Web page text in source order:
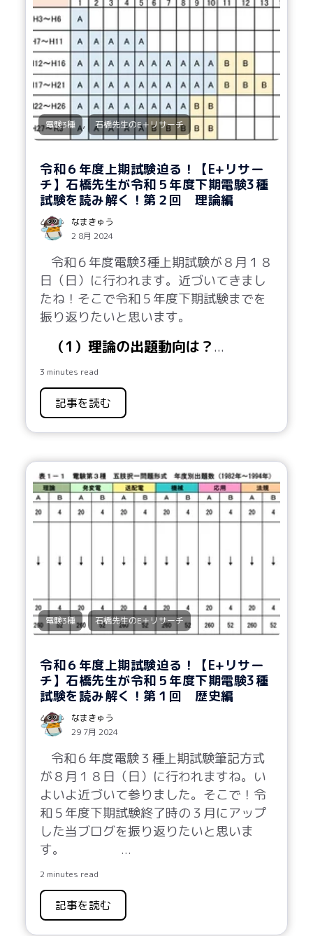
電験3種 , 石橋先生のE＋リサーチ
令和６年度上期試験迫る！【E+リサー
チ】石橋先生が令和５年度下期電験3種
試験を読み解く！第２回 理論編
なまきゅう
2 8月 2024
令和６年度電験3種上期試験が８月１８
日（日）に行われます。近づいてきまし
たね！そこで令和５年度下期試験までを
振り返りたいと思います。
（1）理論の出題動向は？ ...
3 minutes read
記事を読む
電験3種 , 石橋先生のE＋リサーチ
令和６年度上期試験迫る！【E+リサー
チ】石橋先生が令和５年度下期電験3種
試験を読み解く！第１回 歴史編
なまきゅう
29 7月 2024
令和６年度電験３種上期試験筆記方式
が８月１８日（日）に行われますね。い
よいよ近づいて参りました。そこで！令
和５年度下期試験終了時の３月にアップ
した当ブログを振り返りたいと思いま
す。
...
2 minutes read
記事を読む